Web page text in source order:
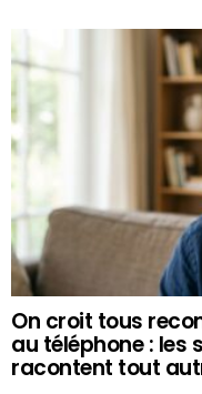
On croit tous
au téléphone : les
racontent tout